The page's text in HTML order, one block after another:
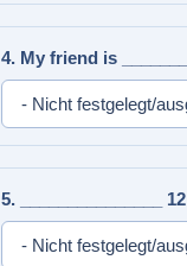
4. My friend is
5. _______________